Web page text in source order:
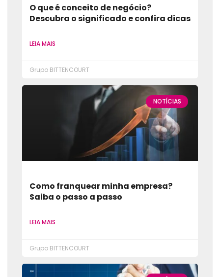
O que é conceito de negócio?
Descubra o significado e confira dicas
LEIA MAIS
Grupo BITTENCOURT
NOTÍCIAS
Como franquear minha empresa?
Saiba o passo a passo
LEIA MAIS
Grupo BITTENCOURT